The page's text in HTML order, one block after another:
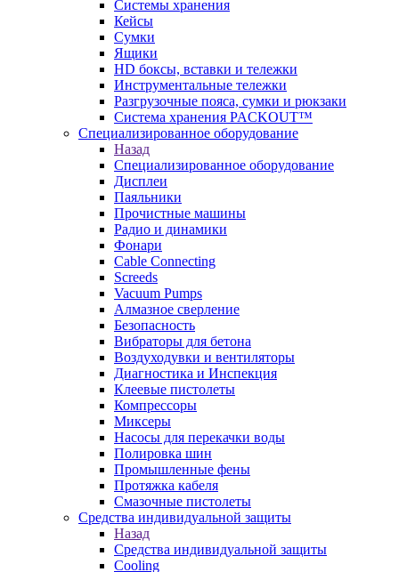
Системы хранения
Кейсы
Сумки
Ящики
HD боксы, вставки и тележки
Инструментальные тележки
Разгрузочные пояса, сумки и рюкзаки
Система хранения PACKOUT™
Специализированное оборудование
Назад
Специализированное оборудование
Дисплеи
Паяльники
Прочистные машины
Радио и динамики
Фонари
Cable Connecting
Screeds
Vacuum Pumps
Алмазное сверление
Безопасность
Вибраторы для бетона
Воздуходувки и вентиляторы
Диагностика и Инспекция
Клеевые пистолеты
Компрессоры
Миксеры
Насосы для перекачки воды
Полировка шин
Промышленные фены
Протяжка кабеля
Смазочные пистолеты
Средства индивидуальной защиты
Назад
Средства индивидуальной защиты
Cooling